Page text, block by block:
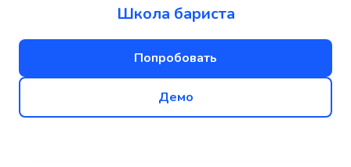
Школа бариста
Попробовать
Демо